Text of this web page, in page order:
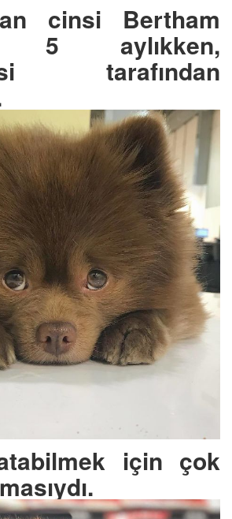
cinsi Bertham
5 aylıkken,
tarafından
için çok